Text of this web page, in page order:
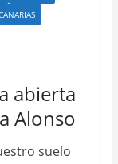
abierta
Alonso
suelo